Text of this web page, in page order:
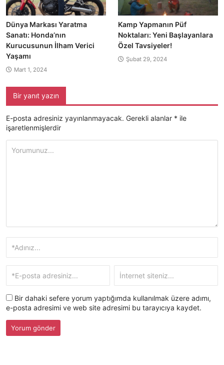
Dünya Markası Yaratma
Sanatı: Honda’nın
Kurucusunun İlham Verici
Yaşamı
Mart 1, 2024
Kamp Yapmanın Püf
Noktaları: Yeni Başlayanlara
Özel Tavsiyeler!
Şubat 29, 2024
Bir yanıt yazın
E-posta adresiniz yayınlanmayacak. Gerekli alanlar * ile
işaretlenmişlerdir
Bir dahaki sefere yorum yaptığımda kullanılmak üzere adımı,
e-posta adresimi ve web site adresimi bu tarayıcıya kaydet.